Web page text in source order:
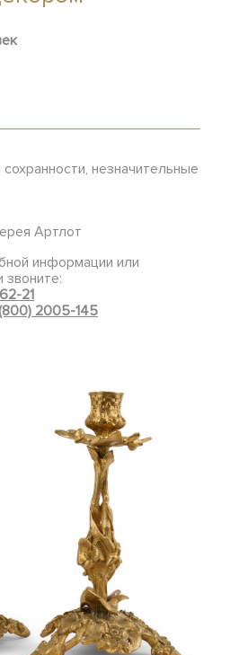
незначительные
Артлот
информации или
21
2005-145